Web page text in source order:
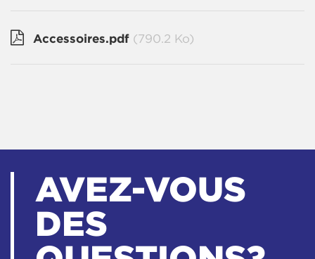
Accessoires.pdf (790.2 Ko)
AVEZ-VOUS
DES